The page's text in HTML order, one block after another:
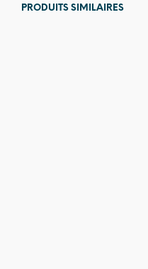
PRODUITS SIMILAIRES